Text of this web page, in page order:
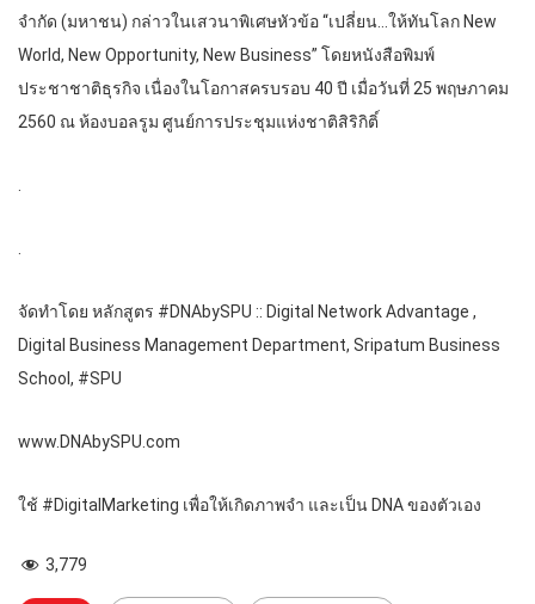
จำกัด (มหาชน) กล่าวในเสวนาพิเศษหัวข้อ “เปลี่ยน…ให้ทันโลก New
World, New Opportunity, New Business” โดยหนังสือพิมพ์
ประชาชาติธุรกิจ เนื่องในโอกาสครบรอบ 40 ปี เมื่อวันที่ 25 พฤษภาคม
2560 ณ ห้องบอลรูม ศูนย์การประชุมแห่งชาติสิริกิติ์
.
.
จัดทำโดย หลักสูตร #DNAbySPU :: Digital Network Advantage ,
Digital Business Management Department, Sripatum Business
School, #SPU
www.DNAbySPU.com
ใช้ #DigitalMarketing เพื่อให้เกิดภาพจำ และเป็น DNA ของตัวเอง
3,779